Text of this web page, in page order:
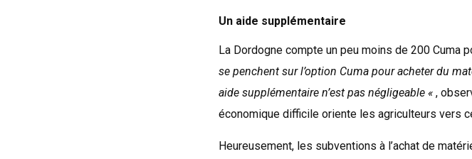
Un aide supplémentaire
La Dordogne compte un peu moins de 200 Cuma
se penchent sur l’option Cuma pour acheter du
aide supplémentaire n’est pas négligeable « ,
économique difficile oriente les agriculteurs vers
Heureusement, les subventions à l’achat de